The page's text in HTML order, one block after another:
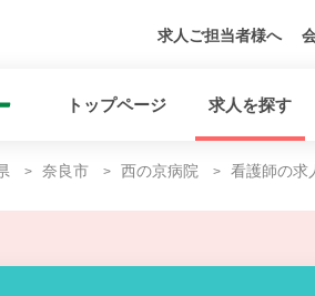
求人ご担当者様へ
トップページ 求人を探す
奈良市 西の京病院 看護師の求